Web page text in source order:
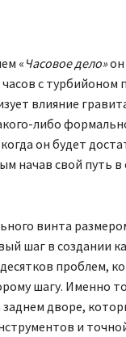
« Часовое дело»он
с
влияние
либо
он будет
начав свой путь в
винта
шаг в создании
проблем,
шагу. Именно
дворе,
и